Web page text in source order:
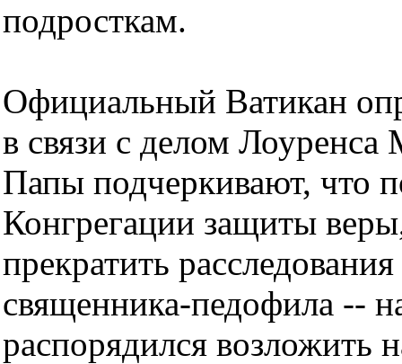
подросткам.
Официальный Ватикан
в связи с делом Лоуренса
Папы подчеркивают, что
Конгрегации защиты
прекратить
священника-педофила --
распорядился возложить